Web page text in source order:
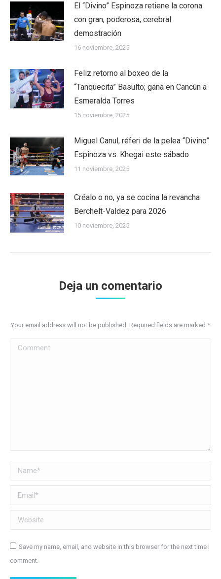
El “Divino” Espinoza retiene la corona
con gran, poderosa, cerebral
demostración
16 noviembre, 2025
Feliz retorno al boxeo de la
“Tanquecita” Basulto; gana en Cancún a
Esmeralda Torres
15 noviembre, 2025
Miguel Canul, réferi de la pelea “Divino”
Espinoza vs. Khegai este sábado
11 noviembre, 2025
Créalo o no, ya se cocina la revancha
Berchelt-Valdez para 2026
10 noviembre, 2025
Deja un comentario
Your email address will not be published. Required fields are marked *
Comment
Name *
Email *
Website
Save my name, email, and website in this browser for the next time I
comment.